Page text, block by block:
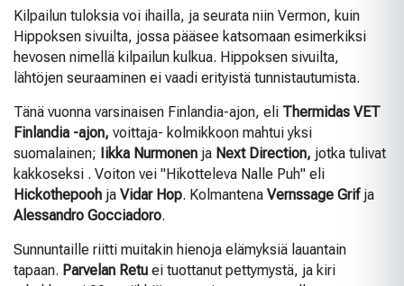
Kilpailun tuloksia voi ihailla, ja seurata niin Vermon, kuin
Hippoksen sivuilta, jossa pääsee katsomaan esimerkiksi
hevosen nimellä kilpailun kulkua. Hippoksen sivuilta,
lähtöjen seuraaminen ei vaadi erityistä tunnistautumista.
Tänä vuonna varsinaisen Finlandia-ajon, eli Thermidas VET
Finlandia -ajon, voittaja- kolmikkoon mahtui yksi
suomalainen; Iikka Nurmonen ja Next Direction, jotka tulivat
kakkoseksi . Voiton vei "Hikotteleva Nalle Puh" eli
Hickothepooh ja Vidar Hop. Kolmantena Vernssage Grifja
Alessandro Gocciadoro.
Sunnuntaille riitti muitakin hienoja elämyksiä lauantain
tapaan. Parvelan Retu ei tuottanut pettymystä, ja kiri